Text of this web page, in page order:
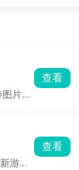
片AI
。可
管理
，是
查看
游资
查看